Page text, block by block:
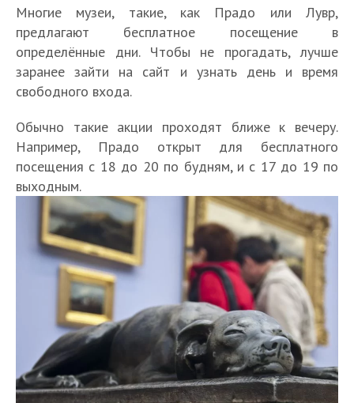
Многие музеи, такие, как Прадо или Лувр,
предлагают бесплатное посещение в
определённые дни. Чтобы не прогадать, лучше
заранее зайти на сайт и узнать день и время
свободного входа.
Обычно такие акции проходят ближе к вечеру.
Например, Прадо открыт для бесплатного
посещения с 18 до 20 по будням, и с 17 до 19 по
выходным.